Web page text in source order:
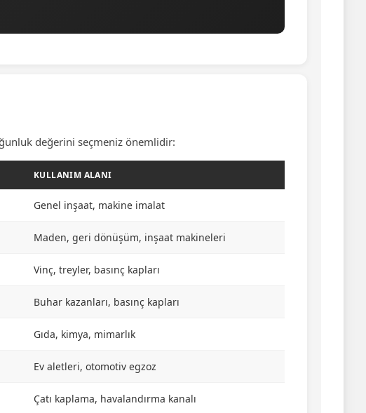
değerini seçmeniz önemlidir:
KULLANIM ALANI
Genel inşaat, makine imalat
Maden, geri dönüşüm, inşaat makineleri
Vinç, treyler, basınç kapları
Buhar kazanları, basınç kapları
Gıda, kimya, mimarlık
Ev aletleri, otomotiv egzoz
Çatı kaplama, havalandırma kanalı